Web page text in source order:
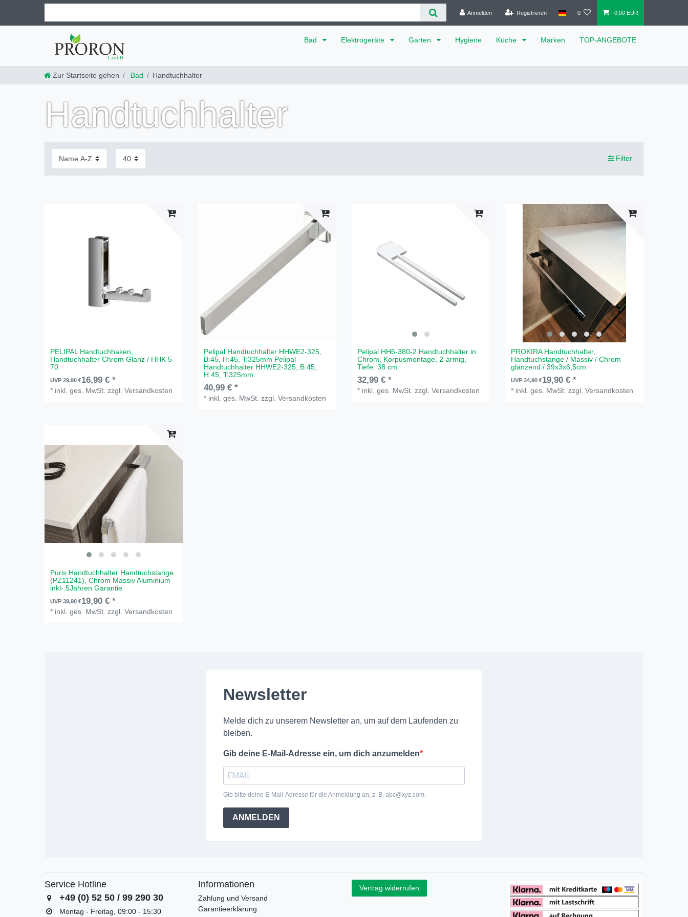
Anmelden Registrieren 0 0,00 EUR
Bad Elektrogeräte Garten Hygiene Küche Marken TOP-ANGEBOTE
Zur Startseite gehen Bad Handtuchhalter
Handtuchhalter
Filter
PELIPAL Handtuchhaken,
Handtuchhalter Chrom Glanz / HHK 5-
70
UVP 29,90 €16,99 € *
* inkl. ges. MwSt. zzgl.Versandkosten
Pelipal Handtuchhalter HHWE2-325,
B:45, H:45, T:325mm Pelipal
Handtuchhalter HHWE2-325, B:45,
H:45, T:325mm
40,99 € *
* inkl. ges. MwSt. zzgl.Versandkosten
Pelipal HH6-380-2 Handtuchhalter in
Chrom, Korpusmontage, 2-armig,
Tiefe: 38 cm
32,99 € *
* inkl. ges. MwSt. zzgl.Versandkosten
PROKIRA Handtuchhalter,
Handtuchstange / Massiv / Chrom
glänzend / 39x3x6,5cm
UVP 34,90 €19,90 € *
* inkl. ges. MwSt. zzgl.Versandkosten
Puris Handtuchhalter Handtuchstange
(PZ11241), Chrom Massiv Aluminium
inkl-.5Jahren Garantie
UVP 39,90 €19,90 € *
* inkl. ges. MwSt. zzgl.Versandkosten
Newsletter
Melde dich zu unserem Newsletter an, um auf dem Laufenden zu
bleiben.
Gib deine E-Mail-Adresse ein, um dich anzumelden
Gib bitte deine E-Mail-Adresse für die Anmeldung an, z. B. abc@xyz.com.
ANMELDEN
Service Hotline
+49 (0) 52 50 / 99 290 30
Montag - Freitag, 09:00 - 15:30
Informationen
Zahlung und Versand
Garantieerklärung
Vertrag widerrufen